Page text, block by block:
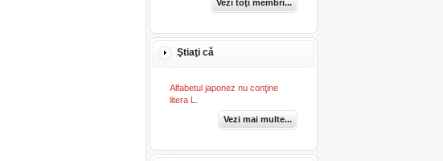
Vezi toţi membri...
Ştiaţi că
Alfabetul japonez nu conţine
litera L.
Vezi mai multe...